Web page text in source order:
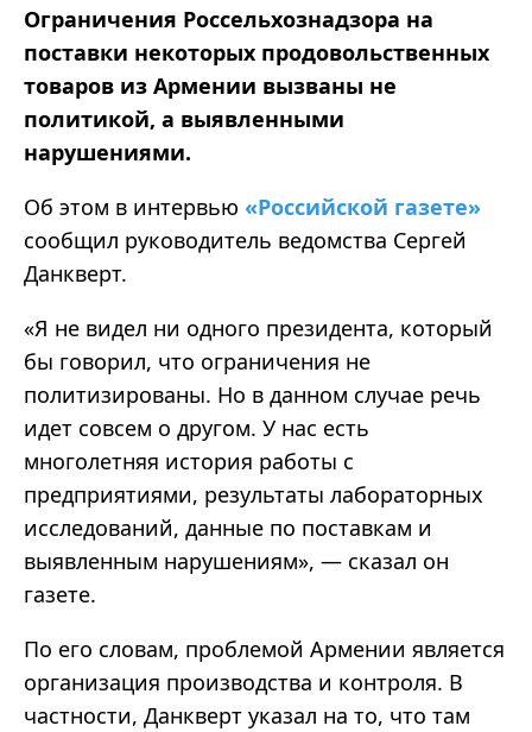
Ограничения Россельхознадзора на
поставки некоторых продовольственных
товаров из Армении вызваны не
политикой, а выявленными
нарушениями.
Об этом в интервью «Российской газете»
сообщил руководитель ведомства Сергей
Данкверт.
«Я не видел ни одного президента, который
бы говорил, что ограничения не
политизированы. Но в данном случае речь
идет совсем о другом. У нас есть
многолетняя история работы с
предприятиями, результаты лабораторных
исследований, данные по поставкам и
выявленным нарушениям», — сказал он
газете.
По его словам, проблемой Армении является
организация производства и контроля. В
частности, Данкверт указал на то, что там